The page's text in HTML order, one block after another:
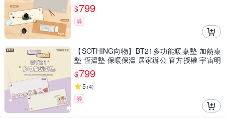
$799
券
【SOTHING向物】BT21多功能暖桌墊 加熱桌
墊 恆溫墊 保暖保溫 居家辦公 官方授權 宇宙明
星BT21 超大滑鼠墊、防水滑鼠墊
$799
5 (4)
券